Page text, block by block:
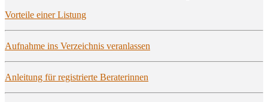
Vor­tei­le einer Listung
Auf­nah­me ins Ver­zeich­nis veranlassen
Anlei­tung für regis­trier­te Beraterinnen